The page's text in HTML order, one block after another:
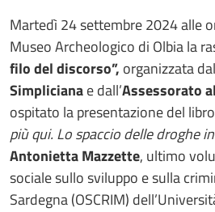
Martedì 24 settembre 2024 alle
Museo Archeologico di Olbia la
filo del discorso”, organizzata
Simplicianae dall’Assessorato
ospitato la presentazione del libro
più qui. Lo spaccio delle droghe
Antonietta Mazzette, ultimo
sociale sullo sviluppo e sulla
Sardegna (OSCRIM)